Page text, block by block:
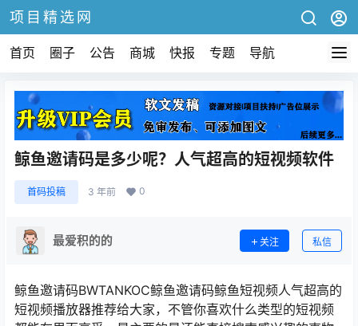
项目精选网
首页 圈子 公告 商城 快报 专题 导航
鲸鱼邀请码是多少呢？人气超高的短视频软件
首码投稿 3 年前 0
最爱积的的 关注 私信
鲸鱼邀请码BWTANKOC鲸鱼邀请码鲸鱼短视频人气超高的
短视频播放器推荐给大家，不管你喜欢什么类型的短视频